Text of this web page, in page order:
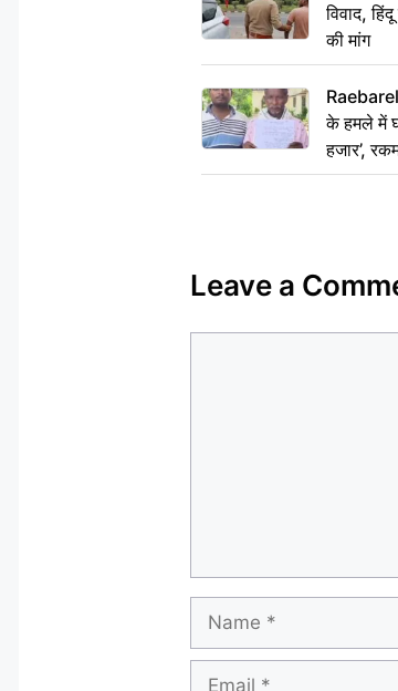
विवाद,
की मांग
के हमले में
हजार’,
Leave a
Name
Email